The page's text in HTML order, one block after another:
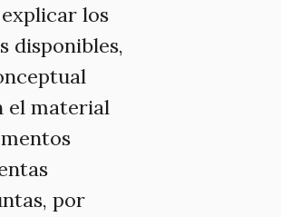
los
disponibles,
el material
por